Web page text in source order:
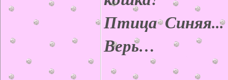
Птица
Верь…